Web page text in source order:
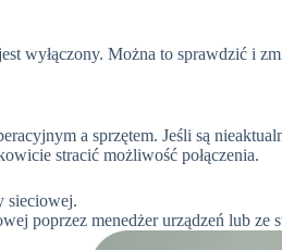
wyłączony. Można to sprawdzić i
a sprzętem. Jeśli są
stracić możliwość połączenia.
sieciowej.
poprzez menedżer urządzeń lub ze